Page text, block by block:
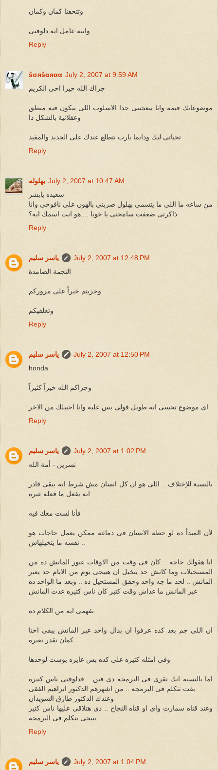
وتتحفنا كمان وكمان
وانته عامل ايه دلوقتى
Reply
šσяšαяαα July 2, 2007 at 9:59 AM
جزاك الله خيرا اخى الكريم
موضوعاتك قيمة وانا بيعجبنى جدا الاسلوب اللى بيكون فيه منطق
وعقلانية بالشكل دا
تحياتى ليك ودايما يارب نتطلع عندك على الجديد والمفيد
Reply
بهلوله July 2, 2007 at 10:47 AM
سعيده يابشر
من ساعه ما اللى ما يتسمى بهلول ضربنى بالهون على نافوخى وانا
ذاكرتى ضعفت سامحنى يا خويا ....هو انت اسمك ايه؟
Reply
ياسر سليم
July 2, 2007 at 12:48 PM
النجمة الصامدة
وجزيتم خيراً على مروركم
وتعلقيكم
Reply
ياسر سليم
July 2, 2007 at 12:50 PM
honda
وجزاكم الله خيراً كثيراً
اى موضوع تحسى انه طويل قولى بس عليه وانا اجيبلك من الاخر
Reply
ياسر سليم
July 2, 2007 at 1:02 PM
نسرين - أمة الله
بالنسبة للإختلاف .. اللى هو ان كل انسان مش شرط انه يبقى قادر
انه يفعل ما فعله غيره
فأنا لست معك فيه
لأن المبدأ ده لو حطه الانسان فى دماغه ممكن يعمل حاجات هو
نفسه ما يتخيلهاش ..
انا هقولك حاجه .. كان فى وقت من الاوقات عبور المانش ده من
المستحيلات وما كانش حد يتخيل ان هييجى يوم من الايام حد يعبر
المانش .. لحد ما جه واحد وحقق المستحيل ده .. وبعد ما الواحد ده
عبر المانش ما عداش وقت كتير كان ناس كتيره عدت المانش
تفهمى ايه من الكلام ده
ان اللى جم بعد كده عرفوا ان بدال واحد عبر المانش يبقى احنا
كمان نقدر نعبره
وفى امثله كتيره على كده بس عايزه بوست لوحدها
اما بالنسبه انك تقرى فى البرمجه دى فين .. فدلوقتى ناس كتيره
بقت تتكلم فى البرمجه .. من اشهرهم الدكتور ابراهيم الفقى
وعندك الدكتور طارق السويدان
وعند قناه سمارت واى او قناه النجاح .. دى هتلاقى عليها ناس كتير
بتيجى تتكلم فى البرمجه
Reply
ياسر سليم July 2, 2007 at 1:04 PM